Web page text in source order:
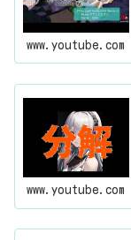
www.youtube.com
www.youtube.com